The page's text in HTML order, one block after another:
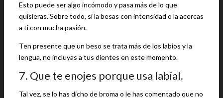
Esto puede ser algo incómodo y pasa más de lo que
quisieras. Sobre todo, si la besas con intensidad o la acercas
a ti con mucha pasión.
Ten presente que un beso se trata más de los labios y la
lengua, no incluyas a tus dientes en este momento.
7. Que te enojes porque usa labial.
Tal vez, se lo has dicho de broma o le has comentado que no